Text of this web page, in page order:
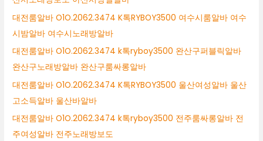
대전룸알바 O1O.2062.3474 K톡RYBOY3500 여수시룸알바 여수
시밤알바 여수시노래방알바
대전룸알바 O1O.2062.3474 k톡ryboy3500 완산구퍼블릭알바
완산구노래방알바 완산구룸싸롱알바
대전룸알바 O1O.2062.3474 K톡RYBOY3500 울산여성알바 울산
고소득알바 울산바알바
대전룸알바 O1O.2062.3474 k톡ryboy3500 전주룸싸롱알바 전
주여성알바 전주노래방보도